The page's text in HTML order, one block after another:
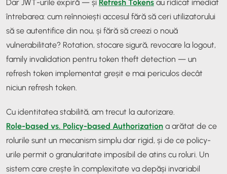
Dar JWT-urile expiră — și Refresh Tokens au ridicat imediat
întrebarea: cum reînnoiești accesul fără să ceri utilizatorului
să se autentifice din nou, și fără să creezi o nouă
vulnerabilitate? Rotation, stocare sigură, revocare la logout,
family invalidation pentru token theft detection — un
refresh token implementat greșit e mai periculos decât
niciun refresh token.
Cu identitatea stabilită, am trecut la autorizare.
Role-based vs. Policy-based Authorization a arătat de ce
rolurile sunt un mecanism simplu dar rigid, și de ce policy-
urile permit o granularitate imposibil de atins cu roluri. Un
sistem care crește în complexitate va depăși invariabil